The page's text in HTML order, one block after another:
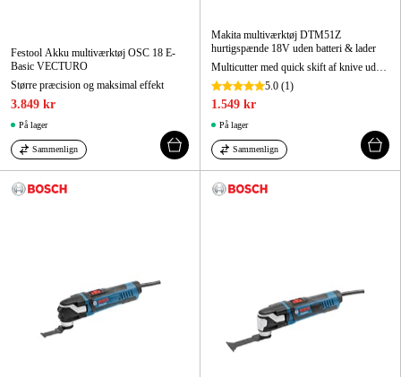
Festool Akku multiværktøj OSC 18 E-
Basic VECTURO
Større præcision og maksimal effekt
3.849 kr
På lager
Sammenlign
Makita multiværktøj DTM51Z
hurtigspænde 18V uden batteri & lader
5.0 (1)
1.549 kr
På lager
Sammenlign